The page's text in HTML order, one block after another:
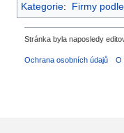
Kategorie: Firmy
Stránka byla naposledy
Ochrana osobních údajů O